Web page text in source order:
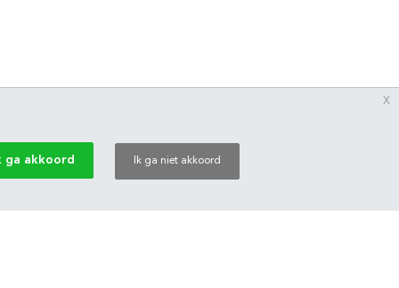
ga akkoord Ik ga niet akkoord
x